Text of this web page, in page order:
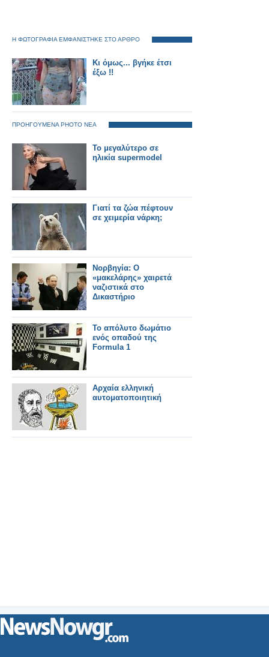
Η ΦΩΤΟΓΡΑΦΙΑ ΕΜΦΑΝΙΣΤΗΚΕ ΣΤΟ ΑΡΘΡΟ
Κι όμως... βγήκε έτσι
έξω !!
ΠΡΟΗΓΟΥΜΕΝΑ PHOTO ΝΕΑ
Το μεγαλύτερο σε
ηλικία supermodel
Γιατί τα ζώα πέφτουν
σε χειμερία νάρκη;
Νορβηγία: Ο
«μακελάρης» χαιρετά
ναζιστικά στο
Δικαστήριο
Το απόλυτο δωμάτιο
ενός οπαδού της
Formula 1
Αρχαία ελληνική
αυτοματοποιητική